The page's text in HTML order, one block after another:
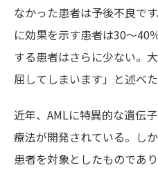
なかった患者は予後不良で
に効果を示す患者は30～40
する患者はさらに少ない。
屈してしまいます」と述べた
近年、AMLに特異的な遺伝
療法が開発されている。し
患者を対象としたものであ